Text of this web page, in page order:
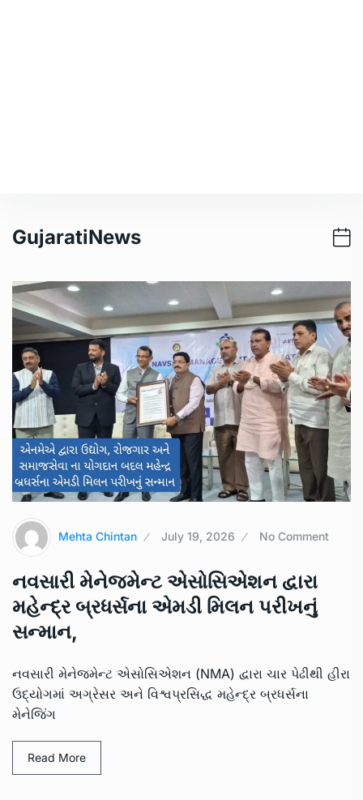
GujaratiNews
Mehta Chintan July 19, 2026 No Comment
નવસારી મેનેજમેન્ટ એસોસિએશન દ્વારા
મહેન્દ્ર બ્રધર્સના એમડી મિલન પરીખનું
સન્માન,
નવસારી મેનેજમેન્ટ એસોસિએશન (NMA) દ્વારા ચાર પેઢીથી હીરા
ઉદ્યોગમાં અગ્રેસર અને વિશ્વપ્રસિદ્ધ મહેન્દ્ર બ્રધર્સના
મેનેજિંગ
Read More